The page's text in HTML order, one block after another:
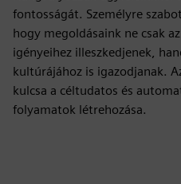
fontosságát. Személyre
hogy megoldásaink ne csak
igényeihez illeszkedjenek,
kultúrájához is igazodjanak.
kulcsa a céltudatos és
folyamatok létrehozása.